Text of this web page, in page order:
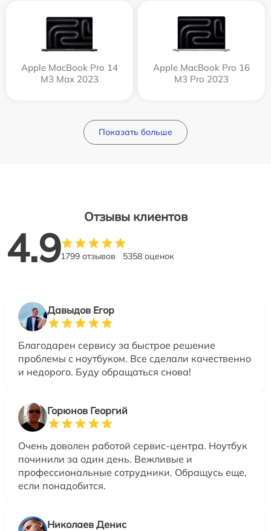
Apple MacBook Pro 14
M3 Max 2023
Apple MacBook Pro 16
M3 Pro 2023
Показать больше
Отзывы клиентов
4.91799 отзывов 5358 оценок
Давыдов Егор
Благодарен сервису за быстрое решение
проблемы с ноутбуком. Все сделали качественно
и недорого. Буду обращаться снова!
Горюнов Георгий
Очень доволен работой сервис-центра. Ноутбук
починили за один день. Вежливые и
профессиональные сотрудники. Обращусь еще,
если понадобится.
Николаев Денис